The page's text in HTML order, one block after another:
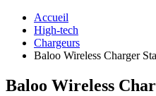
Accueil
High-tech
Chargeurs
Baloo Wireless Charger
Baloo Wireless